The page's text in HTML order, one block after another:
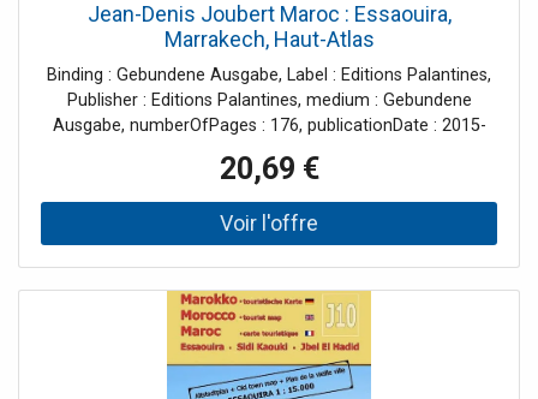
Jean-Denis Joubert Maroc : Essaouira,
Marrakech, Haut-Atlas
Binding : Gebundene Ausgabe, Label : Editions Palantines,
Publisher : Editions Palantines, medium : Gebundene
Ausgabe, numberOfPages : 176, publicationDate : 2015-
ISBN : 2356781145
20,69 €